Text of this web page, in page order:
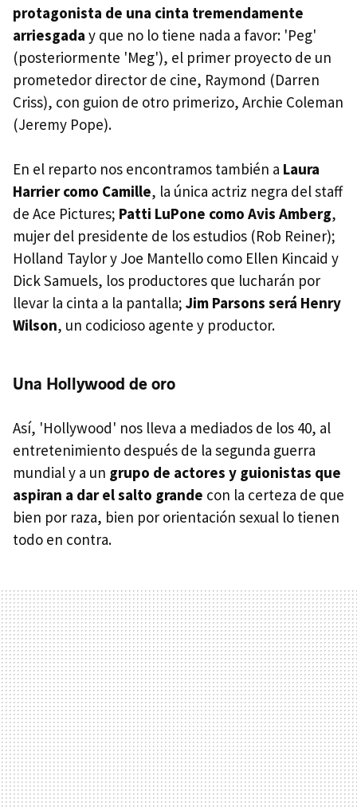
protagonista de una cinta tremendamente
arriesgada y que no lo tiene nada a favor: 'Peg'
(posteriormente 'Meg'), el primer proyecto de un
prometedor director de cine, Raymond (Darren
Criss), con guion de otro primerizo, Archie Coleman
(Jeremy Pope).
En el reparto nos encontramos también a Laura
Harrier como Camille, la única actriz negra del staff
de Ace Pictures; Patti LuPone como Avis Amberg,
mujer del presidente de los estudios (Rob Reiner);
Holland Taylor y Joe Mantello como Ellen Kincaid y
Dick Samuels, los productores que lucharán por
llevar la cinta a la pantalla; Jim Parsons será Henry
Wilson, un codicioso agente y productor.
Una Hollywood de oro
Así, 'Hollywood' nos lleva a mediados de los 40, al
entretenimiento después de la segunda guerra
mundial y a un grupo de actores y guionistas que
aspiran a dar el salto grande con la certeza de que
bien por raza, bien por orientación sexual lo tienen
todo en contra.